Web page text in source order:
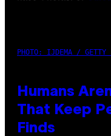
PHOTO: IJDEMA / GETTY
Humans
That Keep
Finds